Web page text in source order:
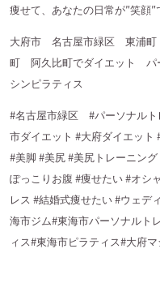
痩せて、あなたの日常が″笑顔″
大府市 名古屋市緑区 東浦
町 阿久比町でダイエット
シンピラティス
#名古屋市緑区 #パーソナルト
市ダイエット #大府ダイエット
#美脚 #美尻 #美尻トレーニン
ぽっこりお腹 #痩せたい #オシ
レス #結婚式痩せたい #ウェデ
海市ジム#東海市パーソナルト
ィス#東海市ピラティス#大府